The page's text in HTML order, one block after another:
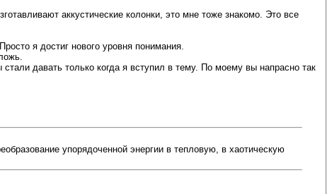
аккустические колонки, это мне тоже знакомо. Это все
я достиг нового уровня понимания.
давать только когда я вступил в тему. По моему вы напрасно так
упорядоченной энергии в тепловую, в хаотическую